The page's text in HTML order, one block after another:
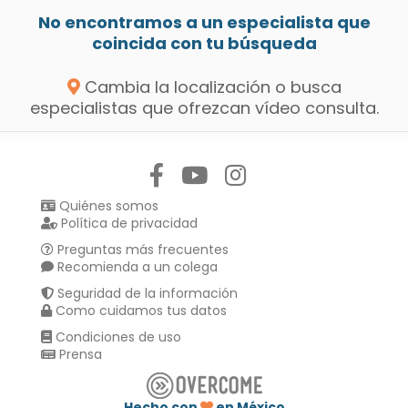
No encontramos a un especialista que
coincida con tu búsqueda
Cambia la localización o busca
especialistas que ofrezcan vídeo consulta.
Quiénes somos
Política de privacidad
Preguntas más frecuentes
Recomienda a un colega
Seguridad de la información
Como cuidamos tus datos
Condiciones de uso
Prensa